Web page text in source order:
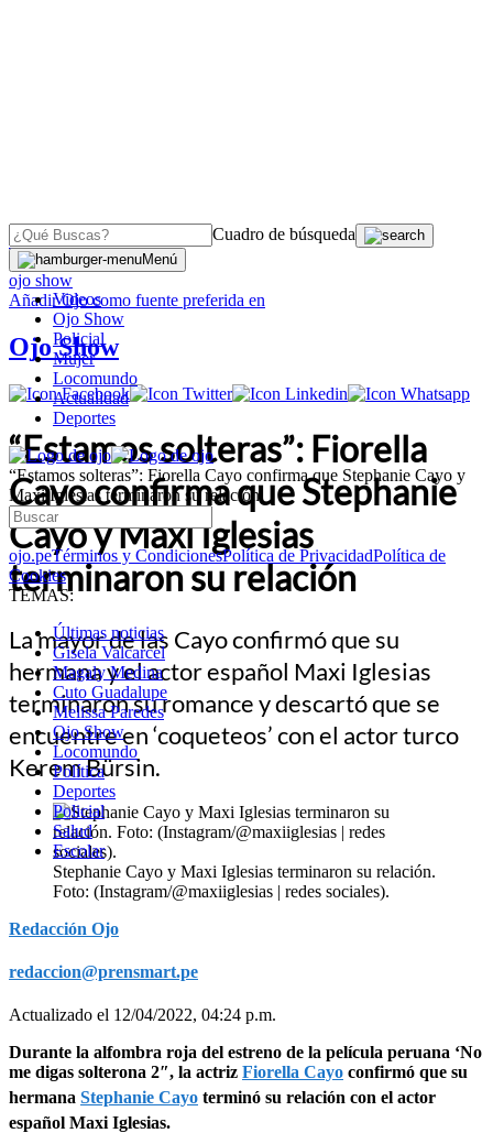
Cuadro de búsqueda
Menú
Videos
Ojo Show
Policial
Mujer
Locomundo
Actualidad
Deportes
“Estamos solteras”: Fiorella Cayo confirma que Stephanie Cayo y
Maxi Iglesias terminaron su relación
ojo.peTérminos y CondicionesPolítica de PrivacidadPolítica de
Cookies
TEMAS:
Últimas noticias
Gisela Valcarcel
Magaly Medina
Cuto Guadalupe
Melissa Paredes
Ojo Show
Locomundo
Política
Deportes
Policial
Salud
Escolar
OJO
ojo show
AñadirOjocomo fuente preferida en
Ojo Show
“Estamos solteras”: Fiorella
Cayo confirma que Stephanie
Cayo y Maxi Iglesias
terminaron su relación
La mayor de las Cayo confirmó que su
hermana y el actor español Maxi Iglesias
terminaron su romance y descartó que se
encuentre en ‘coqueteos’ con el actor turco
Kerem Bürsin.
Stephanie Cayo y Maxi Iglesias terminaron su relación.
Foto: (Instagram/@maxiiglesias | redes sociales).
Redacción Ojo
redaccion@prensmart.pe
Actualizado el 12/04/2022, 04:24 p.m.
Durante la alfombra roja del estreno de la película peruana ‘No
me digas solterona 2″, la actriz Fiorella Cayo confirmó que su
hermana Stephanie Cayo terminó su relación con el actor
español Maxi Iglesias.